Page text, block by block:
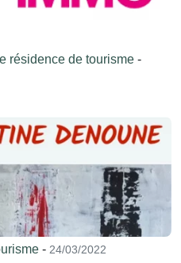
résidence de tourisme -
- 24/03/2022